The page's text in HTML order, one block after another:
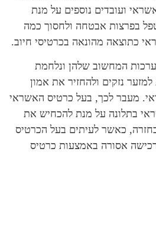
ועובדים נוספים על מנת
בפרצות אבטחה ולחסוך כמה
כתוצאה מהונאה בכרטיסי חיוב.
המחשוב שלהן ונלחמת
נזקים ולהחזיר את אמון
מעבר לכך, בעל כרטיס האשראי
בתלונה על מנת להכחיש את
כאשר לעיתים בעל הכרטיס
אסורה באמצעות כרטיס